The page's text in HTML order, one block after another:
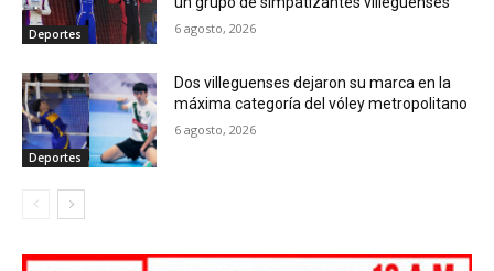
Deportes 6 agosto, 2026
Deportes
Dos villeguenses dejaron su marca en la
máxima categoría del vóley metropolitano
6 agosto, 2026